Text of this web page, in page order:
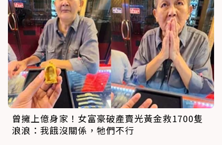
曾擁上億身家！女富豪破產賣光黃金救1700隻
浪浪：我餓沒關係，牠們不行